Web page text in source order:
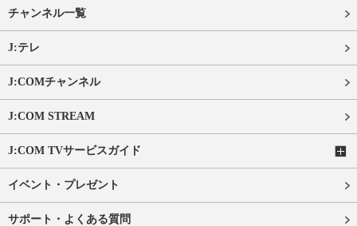
チャンネル一覧
J:テレ
J:COMチャンネル
J:COM STREAM
J:COM TVサービスガイド
イベント・プレゼント
サポート・よくある質問